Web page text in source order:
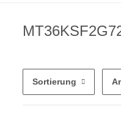
Sortierung